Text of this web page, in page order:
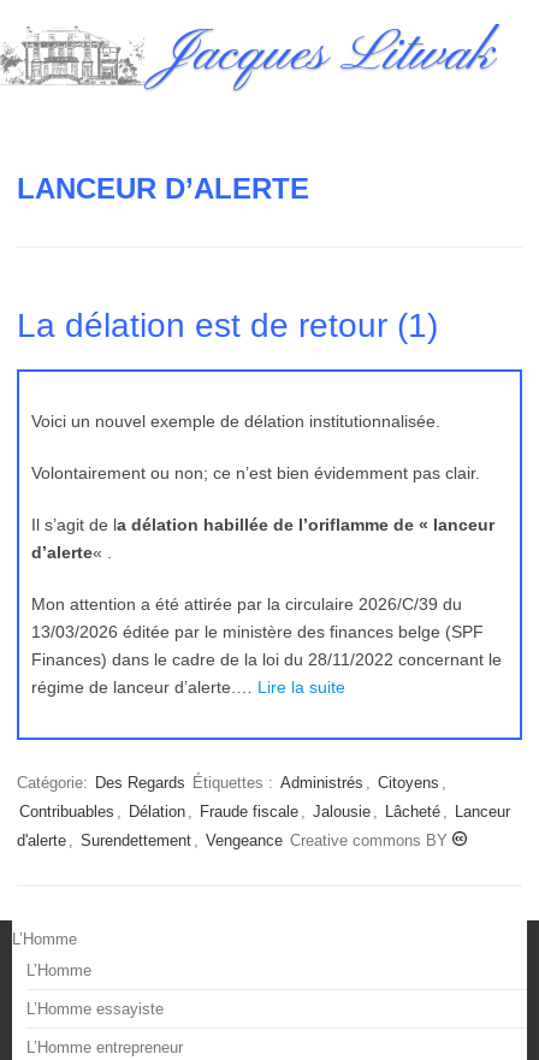
to
content
Jacques Litwak
LANCEUR D’ALERTE
La délation est de retour (1)
Voici un nouvel exemple de délation institutionnalisée.
Volontairement ou non; ce n’est bien évidemment pas clair.
Il s’agit de la délation habillée de l’oriflamme de « lanceur
d’alerte« .
Mon attention a été attirée par la circulaire 2026/C/39 du
13/03/2026 éditée par le ministère des finances belge (SPF
Finances) dans le cadre de la loi du 28/11/2022 concernant le
régime de lanceur d’alerte.… Lire la suite
Catégorie: Des Regards Étiquettes : Administrés , Citoyens ,
Contribuables , Délation , Fraude fiscale , Jalousie , Lâcheté , Lanceur
d'alerte , Surendettement , Vengeance Creative commons BY
L’Homme
L’Homme
L’Homme essayiste
L’Homme entrepreneur